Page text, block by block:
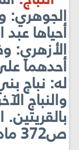
الجوهري:
أحياها
الأزهري:
أحدهما
له: نباج
والنباج
ص372 مادة (نبج).